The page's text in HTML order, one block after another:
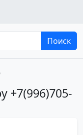
Поиск
+7(996)705-